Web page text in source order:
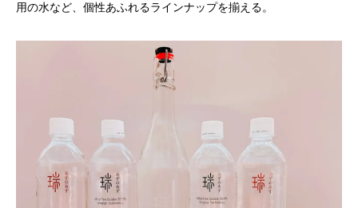
用の水など、個性あふれるラインナップを揃える。